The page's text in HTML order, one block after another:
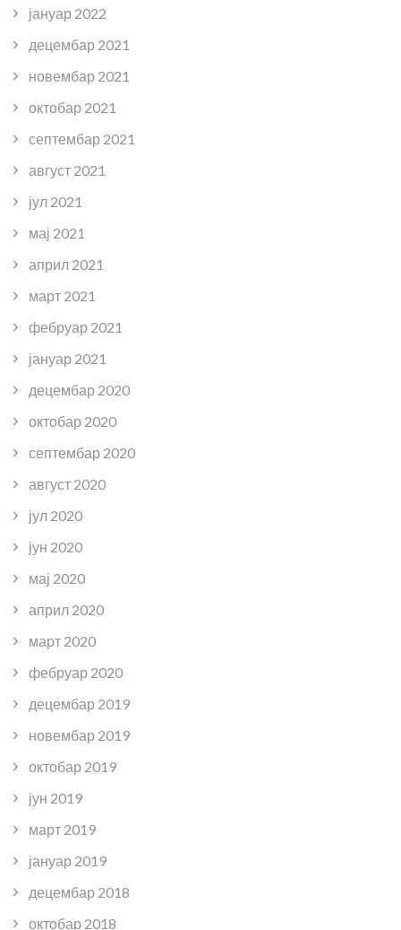
јануар 2022
децембар 2021
новембар 2021
октобар 2021
септембар 2021
август 2021
јул 2021
мај 2021
април 2021
март 2021
фебруар 2021
јануар 2021
децембар 2020
октобар 2020
септембар 2020
август 2020
јул 2020
јун 2020
мај 2020
април 2020
март 2020
фебруар 2020
децембар 2019
новембар 2019
октобар 2019
јун 2019
март 2019
јануар 2019
децембар 2018
октобар 2018